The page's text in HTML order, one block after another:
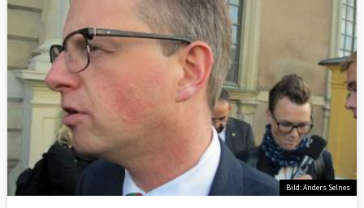
Bild: Anders Selnes